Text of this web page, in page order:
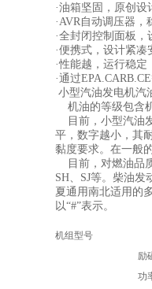
·油箱坚固，原创设
·AVR自动调压器，
·全封闭控制面板
·便携式，设计紧
·性能越，运行稳
·通过
小型汽油发电机汽
机油的等级包含
目前，小型汽油
平，数字越小，其
黏度要求。在一般
目前，对燃油品
SH、SJ等。柴油发
夏通用南北适用的
以“#”表示。
机组型号
励
功